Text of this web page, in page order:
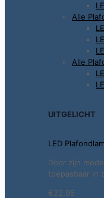
Alle
Alle
UITGELICHT
LED
Door zijn
toepasbaar in
€22,95